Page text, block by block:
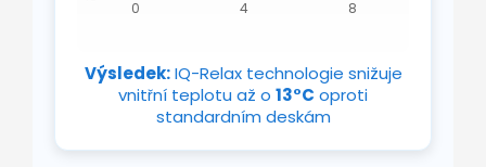
0 4 8
Výsledek:IQ-Relax technologie snižuje
vnitřní teplotu až o 13°C oproti
standardním deskám